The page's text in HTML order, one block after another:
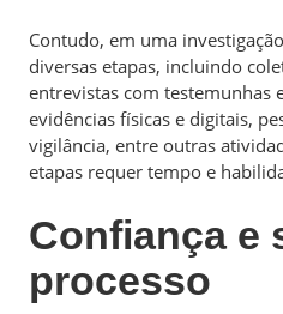
Contudo, em uma
diversas etapas, incluindo
entrevistas com testemunhas
evidências físicas e digitais,
vigilância, entre outras
etapas requer tempo e
Confiança e
processo